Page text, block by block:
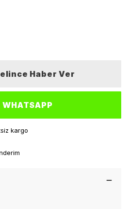
Haber Ver
WHATSAPP
kargo